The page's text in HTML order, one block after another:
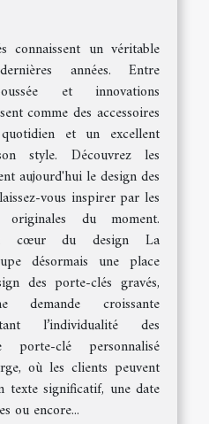
connaissent un véritable
années. Entre
et innovations
comme des accessoires
et un excellent
style. Découvrez les
aujourd'hui le design des
vous inspirer par les
du moment.
cœur du design La
désormais une place
des porte-clés gravés,
croissante
l’individualité des
porte-clé personnalisé
où les clients peuvent
texte significatif, une date
ou encore...